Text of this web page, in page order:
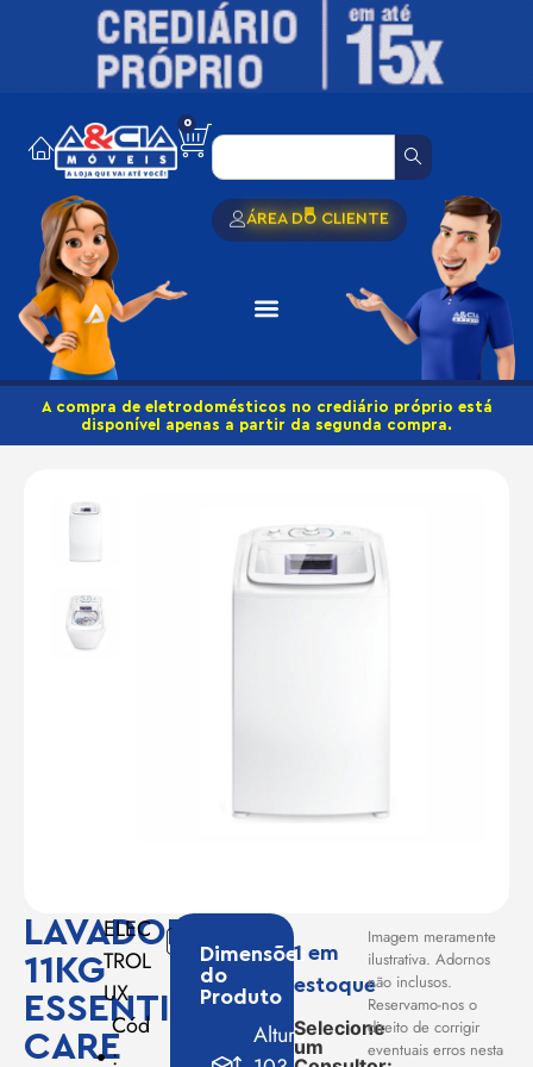
0
ÁREA DO CLIENTE
A compra de eletrodomésticos no crediário próprio está
disponível apenas a partir da segunda compra.
LAVADORA
11KG
ESSENTIAL
CARE
ELEC
TROL
UX
Cód
:
Dimensões
do
Produto
Altura:
1 em
estoque
Selecione
um
Imagem meramente
ilustrativa. Adornos
não inclusos.
Reservamo-nos o
direito de corrigir
eventuais erros nesta